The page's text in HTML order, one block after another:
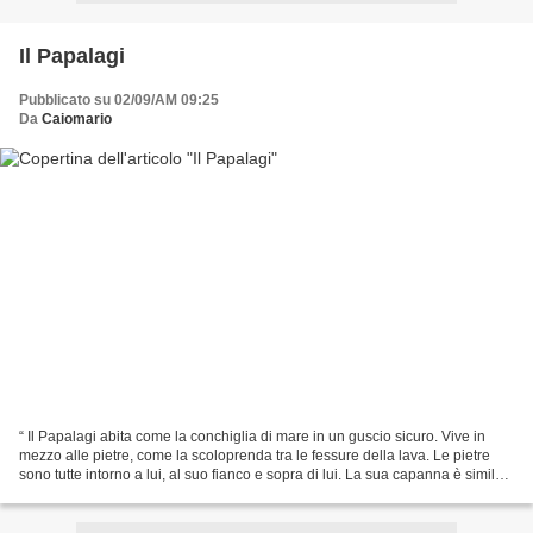
Il Papalagi
Pubblicato su 02/09/AM 09:25
Da Caiomario
“ Il Papalagi abita come la conchiglia di mare in un guscio sicuro. Vive in
mezzo alle pietre, come la scoloprenda tra le fessure della lava. Le pietre
sono tutte intorno a lui, al suo fianco e sopra di lui. La sua capanna è simile